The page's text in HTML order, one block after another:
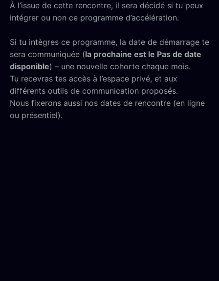
À l’issue de cette rencontre, il sera décidé si tu peux
intégrer ou non ce programme d’accélération.
Si tu intègres ce programme, la date de démarrage te
sera communiquée (la prochaine est le Pas de date
disponible) – une nouvelle cohorte chaque mois.
Tu recevras tes accès à l’espace privé, et aux
différents outils de communication proposés.
Nous fixerons aussi nos dates de rencontre (en ligne
ou présentiel).